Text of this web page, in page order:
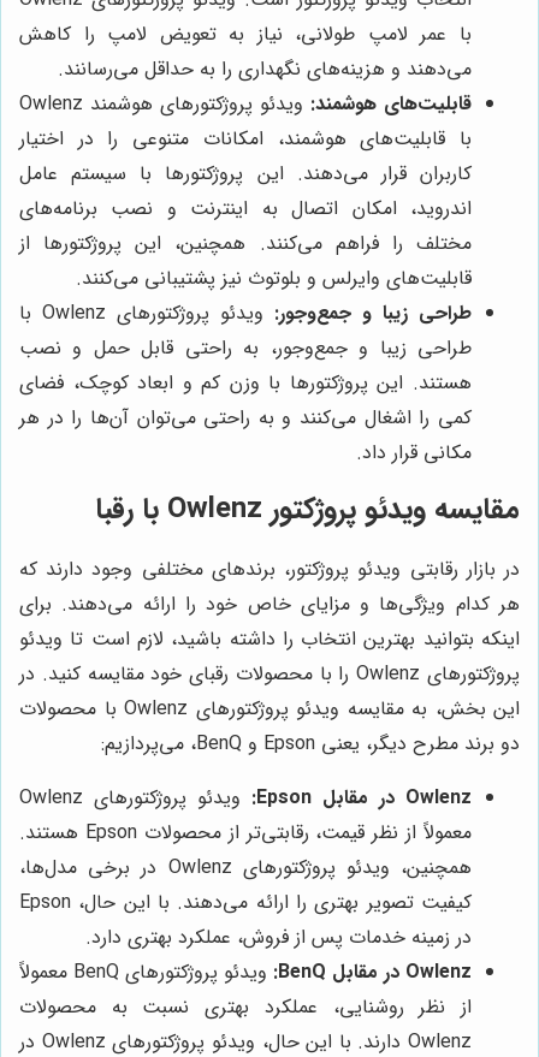
با عمر لامپ طولانی، نیاز به تعویض لامپ را کاهش
می‌دهند و هزینه‌های نگهداری را به حداقل می‌رسانند.
قابلیت‌های هوشمند:
ویدئو پروژکتورهای هوشمند Owlenz
با قابلیت‌های هوشمند، امکانات متنوعی را در اختیار
کاربران قرار می‌دهند. این پروژکتورها با سیستم عامل
اندروید، امکان اتصال به اینترنت و نصب برنامه‌های
مختلف را فراهم می‌کنند. همچنین، این پروژکتورها از
قابلیت‌های وایرلس و بلوتوث نیز پشتیبانی می‌کنند.
طراحی زیبا و جمع‌وجور:
ویدئو پروژکتورهای Owlenz با
طراحی زیبا و جمع‌وجور، به راحتی قابل حمل و نصب
هستند. این پروژکتورها با وزن کم و ابعاد کوچک، فضای
کمی را اشغال می‌کنند و به راحتی می‌توان آن‌ها را در هر
مکانی قرار داد.
مقایسه ویدئو پروژکتور Owlenz با رقبا
در بازار رقابتی ویدئو پروژکتور، برندهای مختلفی وجود دارند که
هر کدام ویژگی‌ها و مزایای خاص خود را ارائه می‌دهند. برای
اینکه بتوانید بهترین انتخاب را داشته باشید، لازم است تا ویدئو
پروژکتورهای Owlenz را با محصولات رقبای خود مقایسه کنید. در
این بخش، به مقایسه ویدئو پروژکتورهای Owlenz با محصولات
دو برند مطرح دیگر، یعنی Epson و BenQ، می‌پردازیم:
Owlenz در مقابل Epson:
ویدئو پروژکتورهای Owlenz
معمولاً از نظر قیمت، رقابتی‌تر از محصولات Epson هستند.
همچنین، ویدئو پروژکتورهای Owlenz در برخی مدل‌ها،
کیفیت تصویر بهتری را ارائه می‌دهند. با این حال، Epson
در زمینه خدمات پس از فروش، عملکرد بهتری دارد.
Owlenz در مقابل BenQ:
ویدئو پروژکتورهای BenQ معمولاً
از نظر روشنایی، عملکرد بهتری نسبت به محصولات
Owlenz دارند. با این حال، ویدئو پروژکتورهای Owlenz در